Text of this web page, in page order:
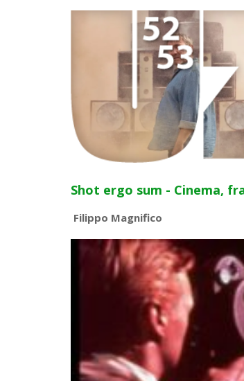
Shot ergo sum - Cinema,
Filippo Magnifico